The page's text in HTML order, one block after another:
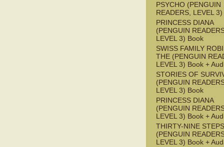
PSYCHO (PENGUIN
READERS, LEVEL
PRINCESS DIANA
(PENGUIN
LEVEL 3) Book
SWISS FAMILY
THE (PENGUIN
LEVEL 3) Book +
STORIES OF
(PENGUIN
LEVEL 3) Book
PRINCESS DIANA
(PENGUIN
LEVEL 3) Book +
THIRTY-NINE
(PENGUIN
LEVEL 3) Book +